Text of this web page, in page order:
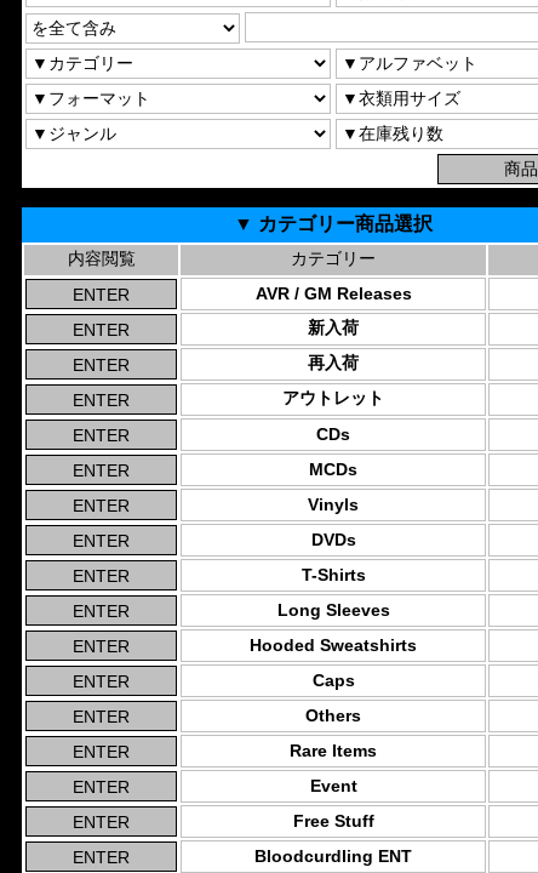
▼ カテゴリー商品選択
内容閲覧 カテゴリー
AVR / GM Releases
新入荷
再入荷
アウトレット
CDs
MCDs
Vinyls
DVDs
T-Shirts
Long Sleeves
Hooded Sweatshirts
Caps
Others
Rare Items
Event
Free Stuff
Bloodcurdling ENT